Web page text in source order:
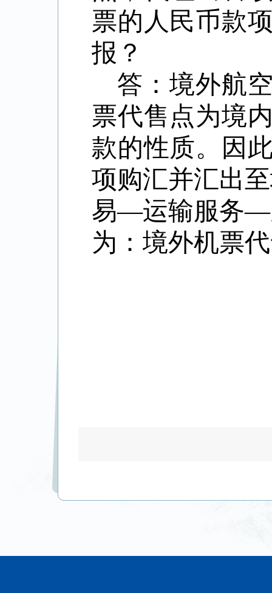
票的人民币款
报？
答：境外航
票代售点为境
款的性质。因
项购汇并汇出
易—运输服务—
为：境外机票